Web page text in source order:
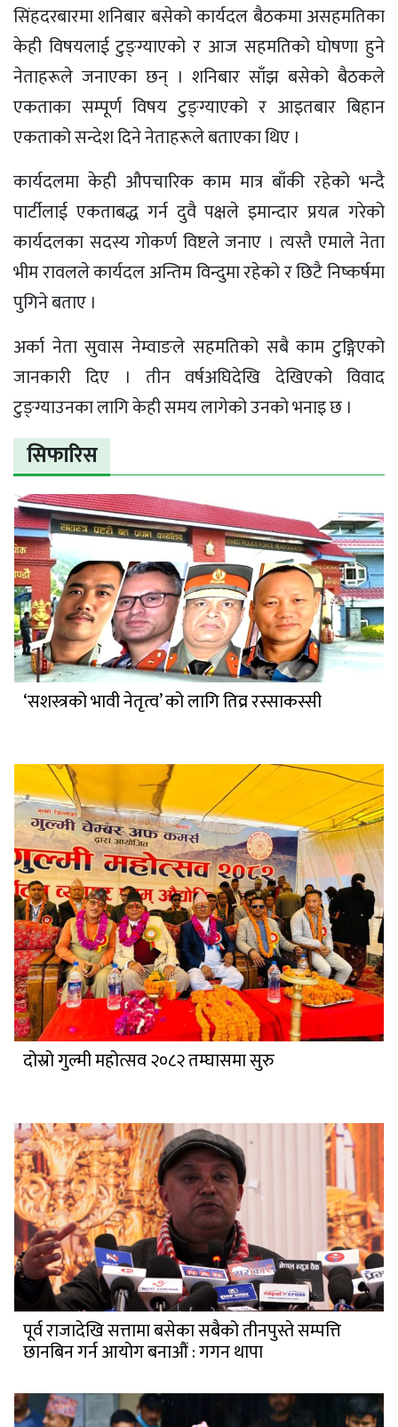
सिंहदरबारमा शनिबार बसेको कार्यदल बैठकमा असहमतिका
केही विषयलाई टुङ्ग्याएको र आज सहमतिको घोषणा हुने
नेताहरूले जनाएका छन् । शनिबार साँझ बसेको बैठकले
एकताका सम्पूर्ण विषय टुङ्ग्याएको र आइतबार बिहान
एकताको सन्देश दिने नेताहरूले बताएका थिए ।
कार्यदलमा केही औपचारिक काम मात्र बाँकी रहेको भन्दै
पार्टीलाई एकताबद्ध गर्न दुवै पक्षले इमान्दार प्रयत्न गरेको
कार्यदलका सदस्य गोकर्ण विष्टले जनाए । त्यस्तै एमाले नेता
भीम रावलले कार्यदल अन्तिम विन्दुमा रहेको र छिटै निष्कर्षमा
पुगिने बताए ।
अर्का नेता सुवास नेम्वाङले सहमतिको सबै काम टुङ्गिएको
जानकारी दिए । तीन वर्षअघिदेखि देखिएको विवाद
टुङ्ग्याउनका लागि केही समय लागेको उनको भनाइ छ ।
सिफारिस
‘सशस्त्रको भावी नेतृत्व’ को लागि तिव्र रस्साकस्सी
दोस्रो गुल्मी महोत्सव २०८२ तम्घासमा सुरु
पूर्व राजादेखि सत्तामा बसेका सबैको तीनपुस्ते सम्पत्ति
छानबिन गर्न आयोग बनाऔं : गगन थापा